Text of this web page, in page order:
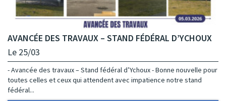
AVANCÉE DES TRAVAUX – STAND FÉDÉRAL D’YCHOUX
Le 25/03
- Avancée des travaux – Stand fédéral d’Ychoux - Bonne nouvelle pour
toutes celles et ceux qui attendent avec impatience notre stand
fédéral...